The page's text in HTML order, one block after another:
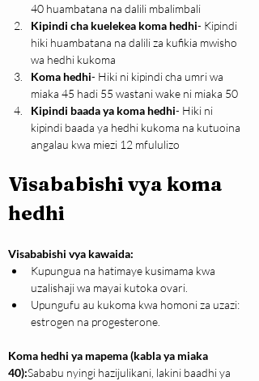
40 huambatana na dalili mbalimbali
Kipindi cha kuelekea koma hedhi- Kipindi
hiki huambatana na dalili za kufikia mwisho
wa hedhi kukoma
Koma hedhi- Hiki ni kipindi cha umri wa
miaka 45 hadi 55 wastani wake ni miaka 50
Kipindi baada ya koma hedhi- Hiki ni
kipindi baada ya hedhi kukoma na kutuoina
angalau kwa miezi 12 mfululizo
Visababishi vya koma
hedhi
Visababishi vya kawaida:
Kupungua na hatimaye kusimama kwa
uzalishaji wa mayai kutoka ovari.
Upungufu au kukoma kwa homoni za uzazi:
estrogen na progesterone.
Koma hedhi ya mapema (kabla ya miaka
40):Sababu nyingi hazijulikani, lakini baadhi ya